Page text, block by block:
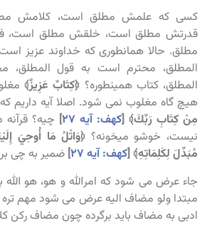
کسی که علمش مطلق است، کلامش
قدرتش مطلق است، خلقش مطلق است،
مطلق. حالا همانطوری که خداوند عزیز
المطلق، محترم است به قول
المطلق، کتاب همینطوره؟ ﴿كِتَابٌ عَزِيزٌ﴾
هیچ گاه مغلوب نمی شود. اصلا آیه داریم که
مِنْ كِتَابِ رَبِّكَ﴾ [کهف: آیه ۲۷ ] چیه؟
نیست، خوشو میخونه؟ ﴿وَاتْلُ مَا أُوحِيَ
مُبَدِّلَ لِكَلِمَاتِهِ﴾ [کهف: آیه ۲۷ ] ضمیر به چی
مبتدا ولو مضاف الیه عرض می شود مهم تره
ادبی به مضاف باید برگرده چون مضاف رکن